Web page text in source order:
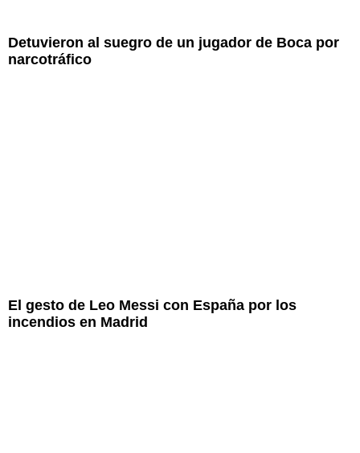
Detuvieron al suegro de un jugador de Boca por
narcotráfico
El gesto de Leo Messi con España por los
incendios en Madrid